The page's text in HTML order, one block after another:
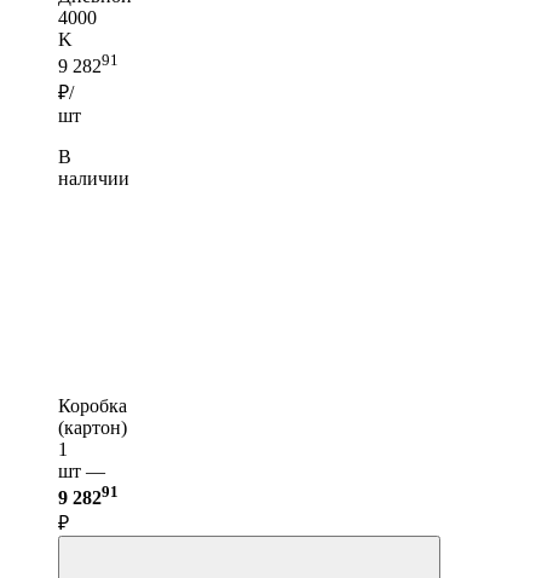
4000
K
9 28291
₽/
шт
В
наличии
Коробка
(картон)
1
шт —
9 28291
₽